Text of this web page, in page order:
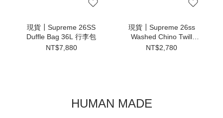
現貨┃Supreme 26SS
Duffle Bag 36L 行李包
NT$7,880
現貨┃Supreme 26ss
Washed Chino Twill
Camp Cap 五分割帽 皮NT$2,780
HUMAN MADE